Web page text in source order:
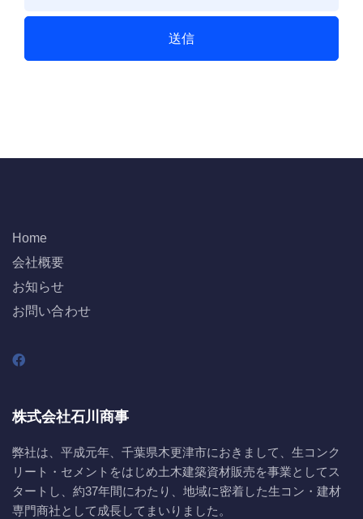
Home
会社概要
お知らせ
お問い合わせ
株式会社石川商事
弊社は、平成元年、千葉県木更津市におきまして、生コンク
リート・セメントをはじめ土木建築資材販売を事業としてス
タートし、約37年間にわたり、地域に密着した生コン・建材
専門商社として成長してまいりました。